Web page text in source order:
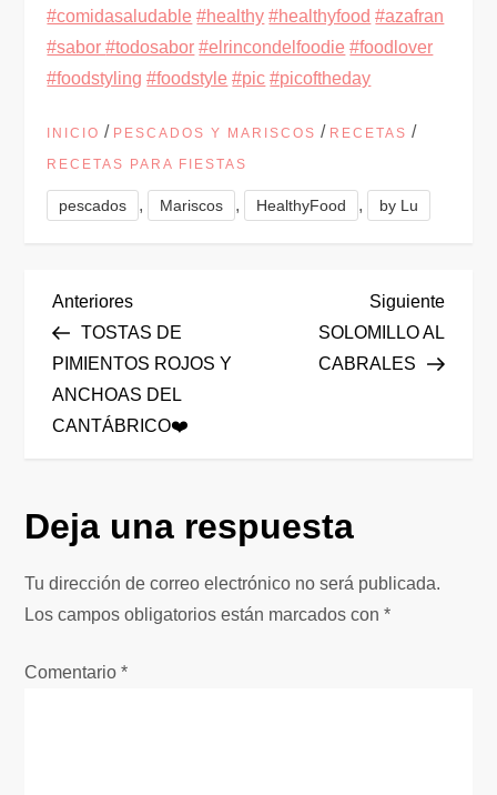
#comidasaludable #healthy #healthyfood #azafran
#sabor#todosabor #elrincondelfoodie #foodlover
#foodstyling #foodstyle #pic #picoftheday
INICIO / PESCADOS Y MARISCOS / RECETAS /
RECETAS PARA FIESTAS
pescados , Mariscos , HealthyFood , by Lu
N
a
v
g
a
c
i
Entrada
anterior
Anteriores
TOSTAS DE
PIMIENTOS ROJOS Y
ANCHOAS DEL
CANTÁBRICO❤️
Siguiente
SOLOMILLO AL
CABRALES
Deja una respuesta
Tu dirección de correo electrónico no será publicada.
Los campos obligatorios están marcados con*
Comentario*